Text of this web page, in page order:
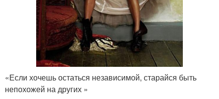
«Если хочешь остаться независимой, старайся быть
непохожей на других »